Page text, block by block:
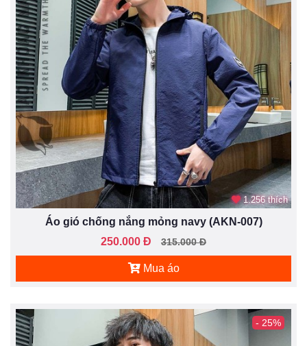
1.256 thích
Áo gió chống nắng mỏng navy (AKN-007)
250.000 Đ
315.000 Đ
Mua áo
- 25%